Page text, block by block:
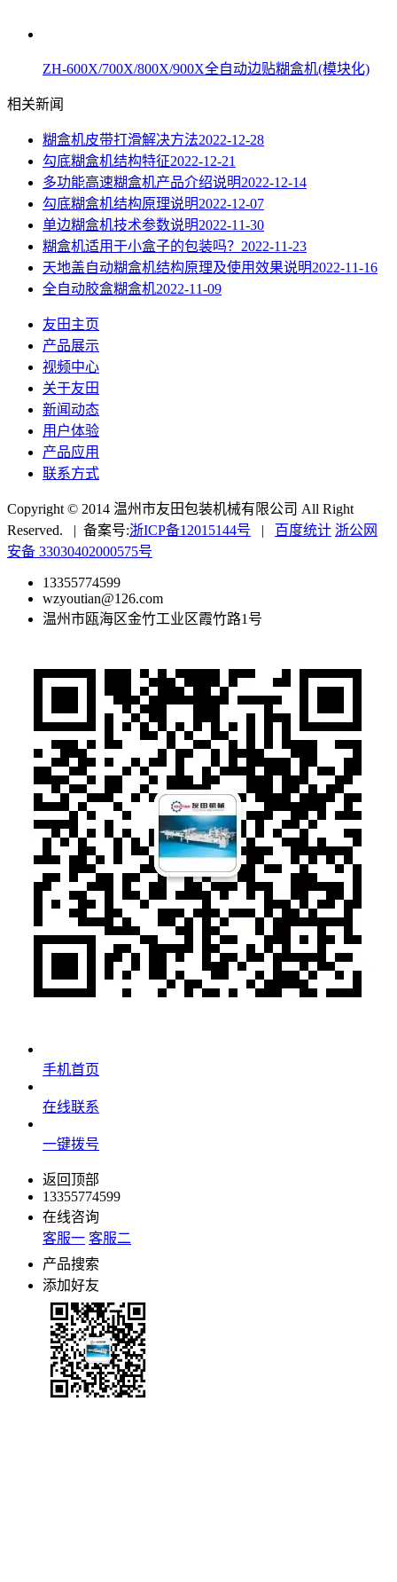
ZH-600X/700X/800X/900X全自动边贴糊盒机(模块化)
相关新闻
糊盒机皮带打滑解决方法2022-12-28
勾底糊盒机结构特征2022-12-21
多功能高速糊盒机产品介绍说明2022-12-14
勾底糊盒机结构原理说明2022-12-07
单边糊盒机技术参数说明2022-11-30
糊盒机适用于小盒子的包装吗？ 2022-11-23
天地盖自动糊盒机结构原理及使用效果说明2022-11-16
全自动胶盒糊盒机2022-11-09
友田主页
产品展示
视频中心
关于友田
新闻动态
用户体验
产品应用
联系方式
Copyright © 2014 温州市友田包装机械有限公司 All Right
Reserved. | 备案号:浙ICP备12015144号 | 百度统计 浙公网
安备 33030402000575号
13355774599
wzyoutian@126.com
温州市瓯海区金竹工业区霞竹路1号
手机首页
在线联系
一键拨号
返回顶部
13355774599
在线咨询
客服一 客服二
产品搜索
添加好友